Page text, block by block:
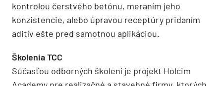
kontrolou čerstvého betónu, meraním jeho
konzistencie, alebo úpravou receptúry pridaním
aditív ešte pred samotnou aplikáciou.
Školenia TCC
Súčasťou odborných školení je projekt Holcim